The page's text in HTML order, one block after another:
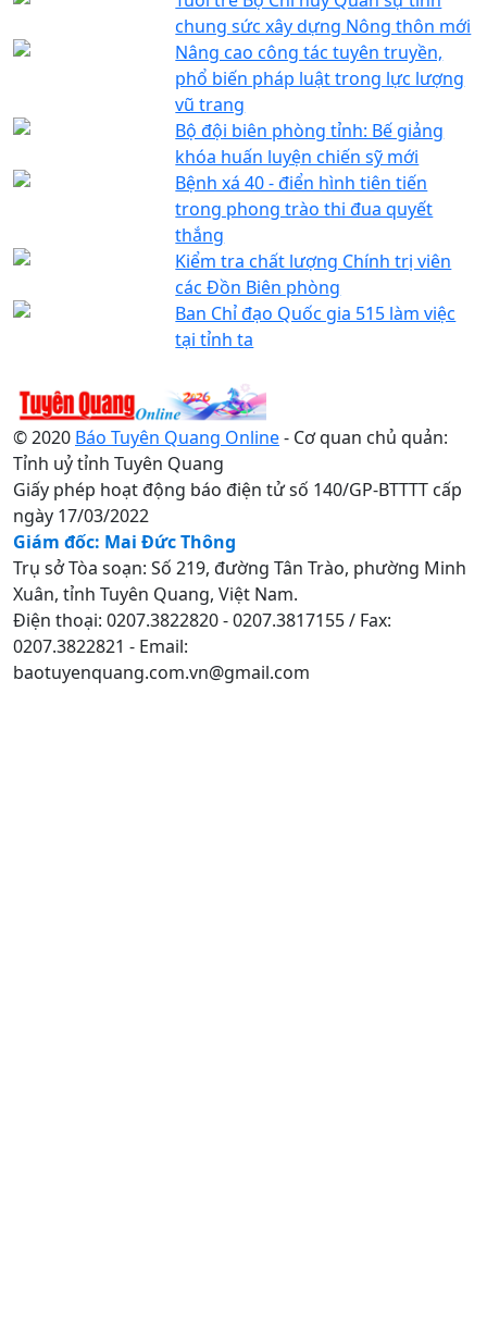
chung sức xây dựng Nông thôn mới
Nâng cao công tác tuyên truyền,
phổ biến pháp luật trong lực lượng
vũ trang
Bộ đội biên phòng tỉnh: Bế giảng
khóa huấn luyện chiến sỹ mới
Bệnh xá 40 - điển hình tiên tiến
trong phong trào thi đua quyết
thắng
Kiểm tra chất lượng Chính trị viên
các Đồn Biên phòng
Ban Chỉ đạo Quốc gia 515 làm việc
tại tỉnh ta
© 2020 Báo Tuyên Quang Online- Cơ quan chủ quản:
Tỉnh uỷ tỉnh Tuyên Quang
Giấy phép hoạt động báo điện tử số 140/GP-BTTTT cấp
ngày 17/03/2022
Giám đốc: Mai Đức Thông
Trụ sở Tòa soạn: Số 219, đường Tân Trào, phường Minh
Xuân, tỉnh Tuyên Quang, Việt Nam.
Điện thoại: 0207.3822820 - 0207.3817155 / Fax:
0207.3822821 - Email:
baotuyenquang.com.vn@gmail.com